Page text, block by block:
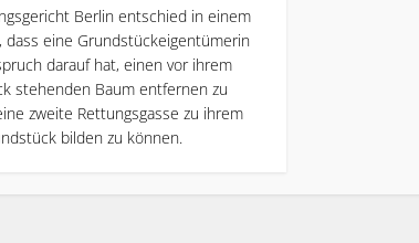
Berlin entschied in einem
dass eine Grundstückeigentümerin
darauf hat, einen vor ihrem
stehenden Baum entfernen zu
zweite Rettungsgasse zu ihrem
bilden zu können.